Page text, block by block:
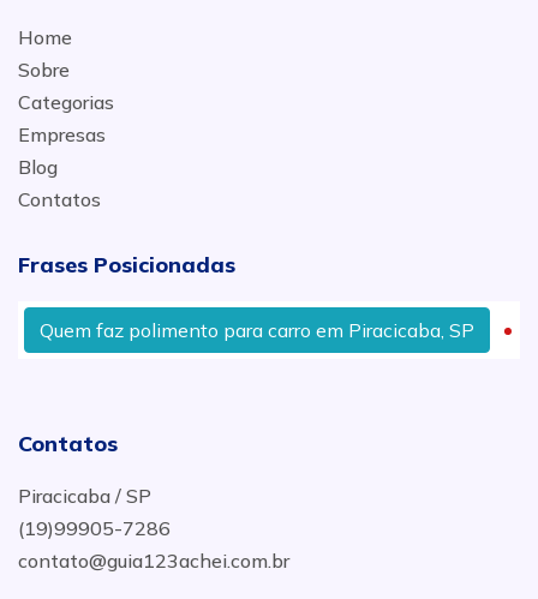
Home
Sobre
Categorias
Empresas
Blog
Contatos
Frases Posicionadas
Quem faz polimento para carro em Piracicaba, SP
Contatos
Piracicaba / SP
(19)99905-7286
contato@guia123achei.com.br